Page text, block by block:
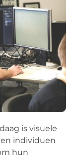
is visuele
individuen
hun